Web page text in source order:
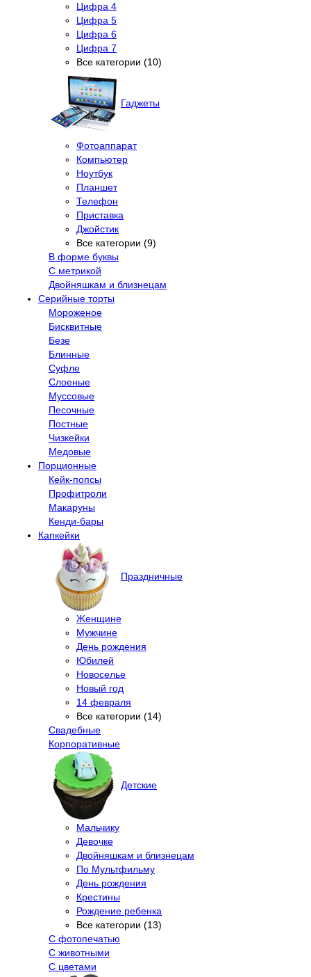
Цифра 4
Цифра 5
Цифра 6
Цифра 7
Все категории (10)
Гаджеты
Фотоаппарат
Компьютер
Ноутбук
Планшет
Телефон
Приставка
Джойстик
Все категории (9)
В форме буквы
С метрикой
Двойняшкам и близнецам
Серийные торты
Мороженое
Бисквитные
Безе
Блинные
Суфле
Слоеные
Муссовые
Песочные
Постные
Чизкейки
Медовые
Порционные
Кейк-попсы
Профитроли
Макаруны
Кенди-бары
Капкейки
Праздничные
Женщине
Мужчине
День рождения
Юбилей
Новоселье
Новый год
14 февраля
Все категории (14)
Свадебные
Корпоративные
Детские
Мальчику
Девочке
Двойняшкам и близнецам
По Мультфильму
День рождения
Крестины
Рождение ребенка
Все категории (13)
С фотопечатью
C животными
С цветами